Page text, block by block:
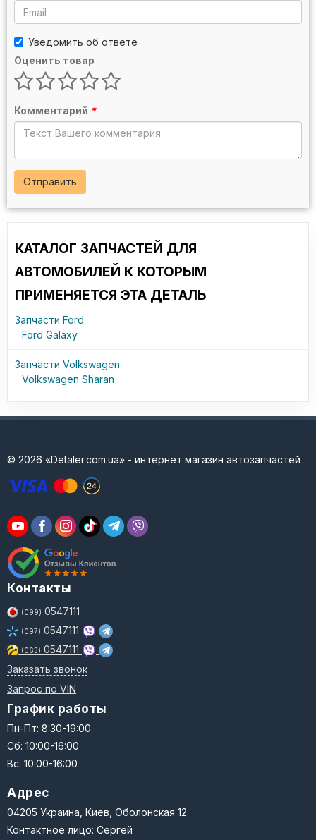
Уведомить об ответе
Оценить товар
Комментарий *
Отправить
КАТАЛОГ ЗАПЧАСТЕЙ ДЛЯ
АВТОМОБИЛЕЙ К КОТОРЫМ
ПРИМЕНЯЕТСЯ ЭТА ДЕТАЛЬ
Запчасти Ford
Ford Galaxy
Запчасти Volkswagen
Volkswagen Sharan
© 2026 «Detaler.com.ua» - интернет магазин автозапчастей
Контакты
(099) 0547111
(097) 0547111
(063) 0547111
Заказать звонок
Запрос по VIN
График работы
Пн-Пт: 8:30-19:00
Сб: 10:00-16:00
Вс: 10:00-16:00
Адрес
04205 Украина, Киев, Оболонская 12
Контактное лицо: Сергей